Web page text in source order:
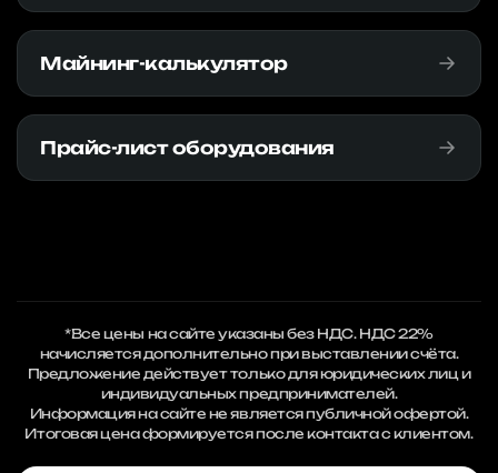
Майнинг-калькулятор
Прайс-лист оборудования
*Все цены на сайте указаны без НДС. НДС 22%
начисляется дополнительно при выставлении счёта.
Предложение действует только для юридических лиц и
индивидуальных предпринимателей.
Информация на сайте не является публичной офертой.
Итоговая цена формируется после контакта с клиентом.